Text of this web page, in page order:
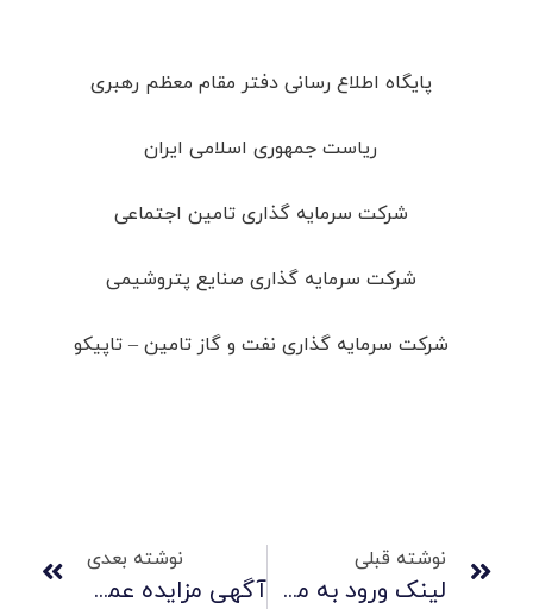
پایگاه اطلاع رسانی دفتر مقام معظم رهبری
ریاست جمهوری اسلامی ایران
شرکت سرمایه گذاری تامین اجتماعی
شرکت سرمایه گذاری صنایع پتروشیمی
شرکت سرمایه گذاری نفت و گاز تامین – تاپیکو
نوشته قبلی
لینک ورود به مجمع آنلاین
نوشته بعدی
آگهی مزایده عمومی آهن آلات ضایعاتی